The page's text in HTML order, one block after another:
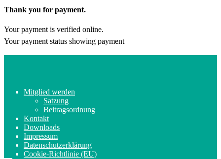
Thank you for payment.
Your payment is verified online.
Your payment status showing payment
Mitglied werden
Satzung
Beitragsordnung
Kontakt
Downloads
Impressum
Datenschutzerklärung
Cookie-Richtlinie (EU)